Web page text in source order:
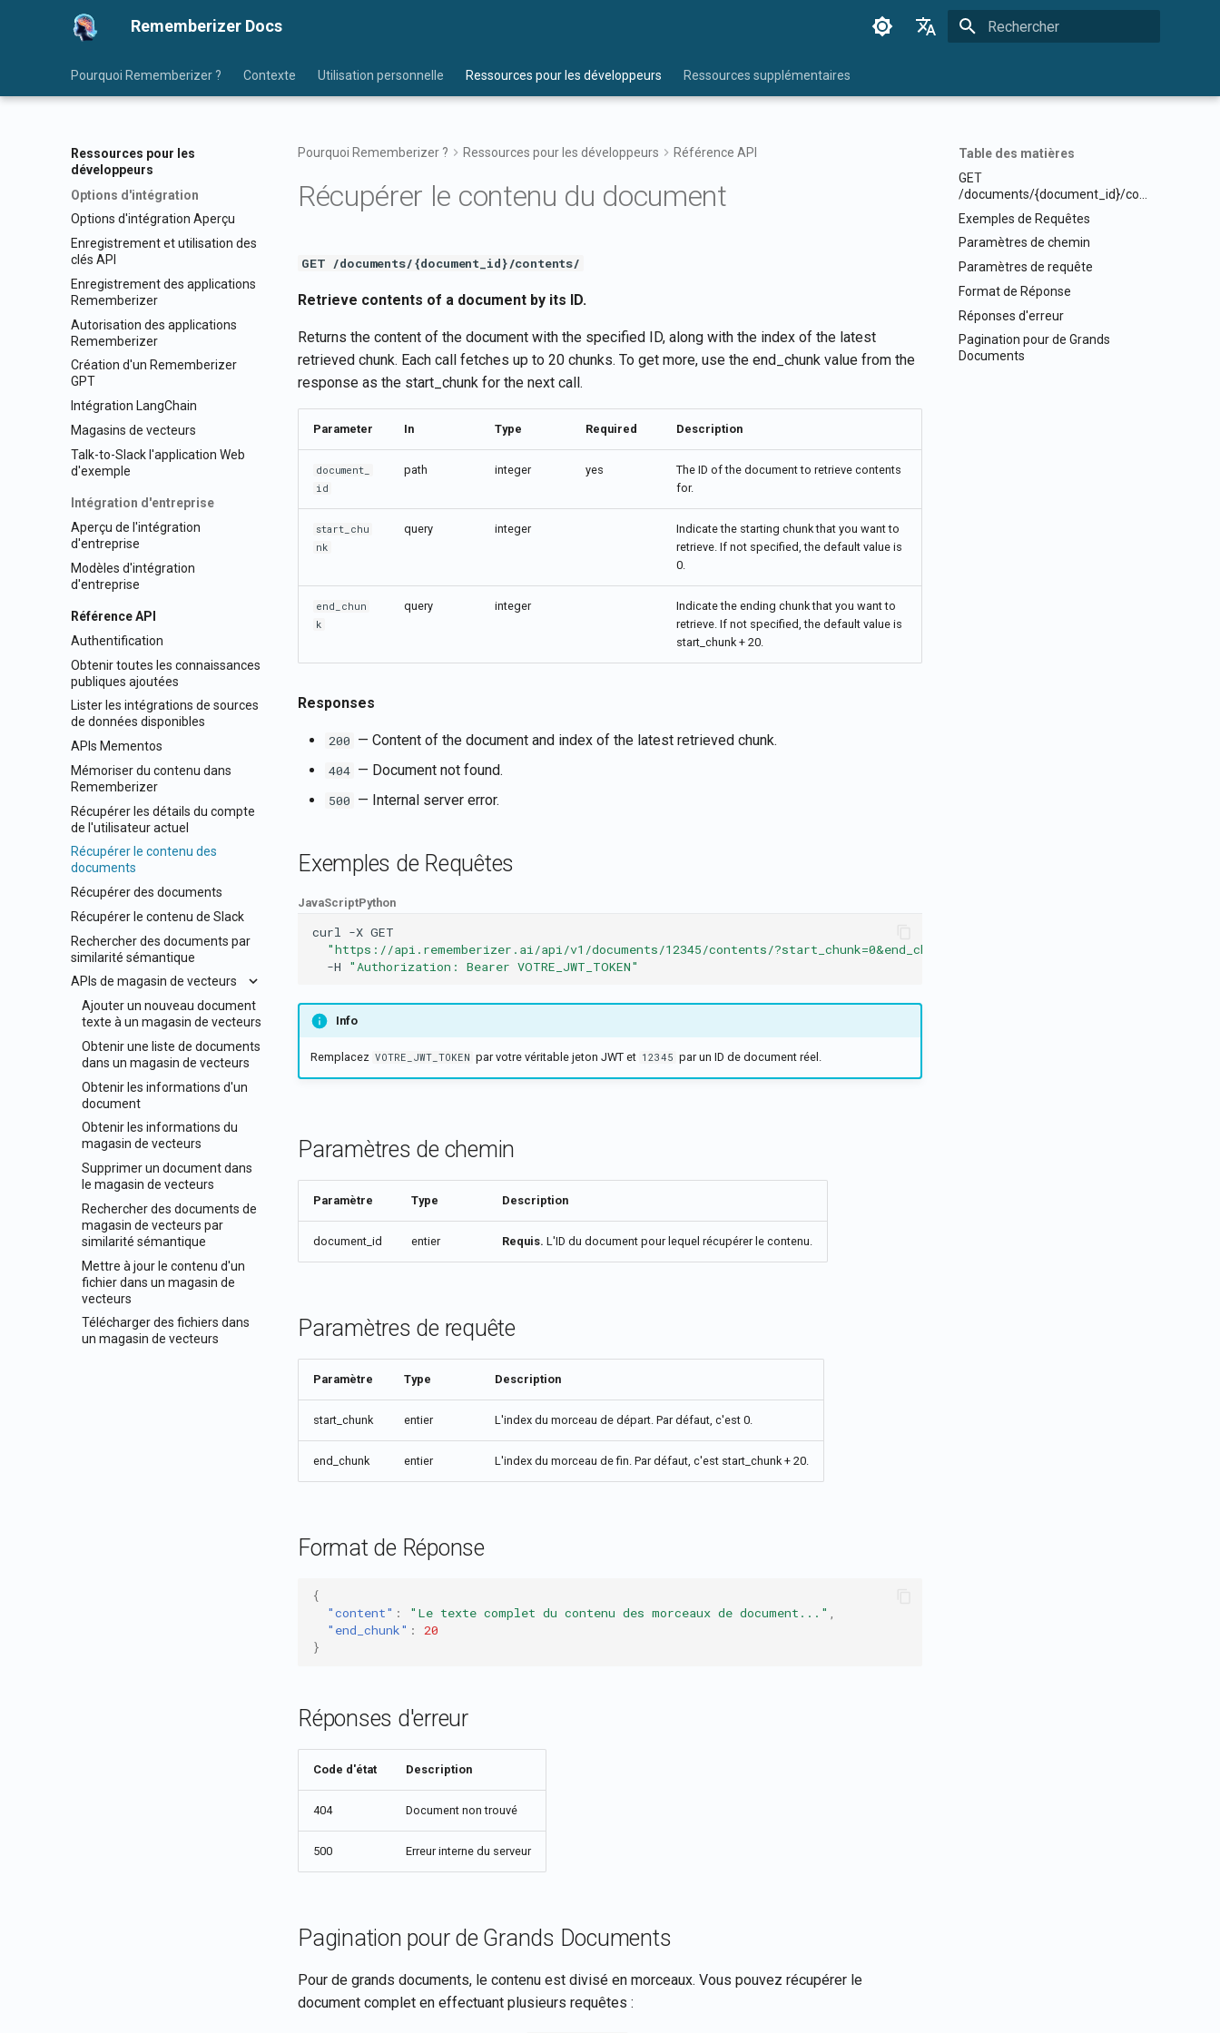
Rememberizer Docs
Français
Italiano
Tiếng Việt
Pourquoi Rememberizer ? Contexte Utilisation personnelle Ressources pour les développeurs Ressources supplémentaires
Ressources pour les
développeurs
Options d'intégration
Options d'intégration Aperçu
Enregistrement et utilisation des
clés API
Enregistrement des applications
Rememberizer
Autorisation des applications
Rememberizer
Création d'un Rememberizer
GPT
Intégration LangChain
Magasins de vecteurs
Talk-to-Slack l'application Web
d'exemple
Intégration d'entreprise
Aperçu de l'intégration
d'entreprise
Modèles d'intégration
d'entreprise
Référence API
Authentification
Obtenir toutes les connaissances
publiques ajoutées
Lister les intégrations de sources
de données disponibles
APIs Mementos
Mémoriser du contenu dans
Rememberizer
Récupérer les détails du compte
de l'utilisateur actuel
Récupérer le contenu des
documents
Récupérer des documents
Récupérer le contenu de Slack
Rechercher des documents par
similarité sémantique
APIs de magasin de vecteurs
Ajouter un nouveau document
texte à un magasin de vecteurs
Obtenir une liste de documents
dans un magasin de vecteurs
Obtenir les informations d'un
document
Obtenir les informations du
magasin de vecteurs
Supprimer un document dans
le magasin de vecteurs
Rechercher des documents de
magasin de vecteurs par
similarité sémantique
Mettre à jour le contenu d'un
fichier dans un magasin de
vecteurs
Télécharger des fichiers dans
un magasin de vecteurs
Table des matières
GET
Exemples de Requêtes
Paramètres de chemin
Paramètres de requête
Format de Réponse
Réponses d'erreur
Pagination pour de Grands
Documents
Pourquoi Rememberizer ? Ressources pour les développeurs Référence API
Récupérer le contenu du document
GET /documents/{document_id}/contents/
Retrieve contents of a document by its ID.
Returns the content of the document with the specified ID, along with the index of the latest
retrieved chunk. Each call fetches up to 20 chunks. To get more, use the end_chunk value from the
response as the start_chunk for the next call.
Parameter In Type Required Description
document_
id
path integer yes
The ID of the document to retrieve contents
for.
start_chu
nk
query integer
Indicate the starting chunk that you want to
retrieve. If not specified, the default value is
0.
end_chun
k
query integer
Indicate the ending chunk that you want to
retrieve. If not specified, the default value is
start_chunk + 20.
Responses
200 — Content of the document and index of the latest retrieved chunk.
404 — Document not found.
500 — Internal server error.
Exemples de Requêtes
JavaScriptPython
curl -X GET
"https://api.rememberizer.ai/api/v1/documents/12345/contents/?start_chunk=0&end_chunk=20"
-H
"Authorization: Bearer VOTRE_JWT_TOKEN"
Info
Remplacez VOTRE_JWT_TOKEN par votre véritable jeton JWT et 12345 par un ID de document réel.
Paramètres de chemin
Paramètre Type Description
document_id entier Requis. L'ID du document pour lequel récupérer le contenu.
Paramètres de requête
Paramètre Type Description
start_chunk entier L'index du morceau de départ. Par défaut, c'est 0.
end_chunk entier L'index du morceau de fin. Par défaut, c'est start_chunk + 20.
Format de Réponse
{
"content" : "Le texte complet du contenu des morceaux de document..." ,
"end_chunk" :
20
}
Réponses d'erreur
Code d'état Description
404 Document non trouvé
500 Erreur interne du serveur
Pagination pour de Grands Documents
Pour de grands documents, le contenu est divisé en morceaux. Vous pouvez récupérer le
document complet en effectuant plusieurs requêtes :